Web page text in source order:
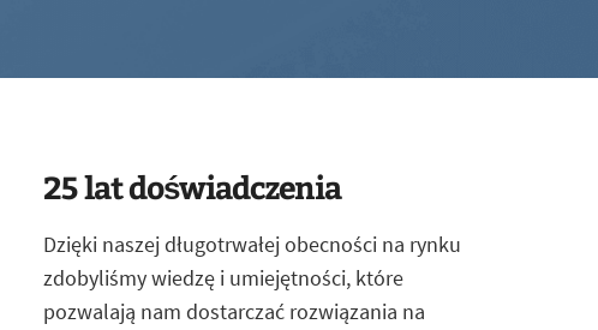
25 lat doświadczenia
Dzięki naszej długotrwałej obecności na rynku
zdobyliśmy wiedzę i umiejętności, które
pozwalają nam dostarczać rozwiązania na